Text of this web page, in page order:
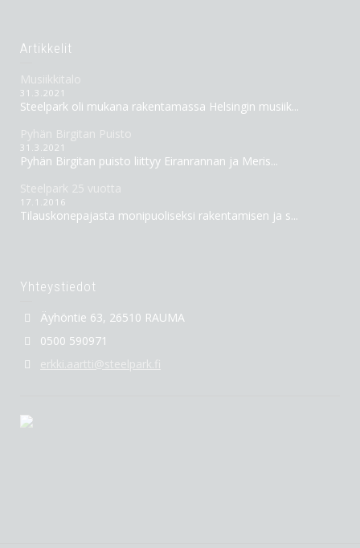
Artikkelit
Musiikkitalo
31.3.2021
Steelpark oli mukana rakentamassa Helsingin musiik...
Pyhän Birgitan Puisto
31.3.2021
Pyhän Birgitan puisto liittyy Eiranrannan ja Meris...
Steelpark 25 vuotta
17.1.2016
Tilauskonepajasta monipuoliseksi rakentamisen ja s...
Yhteystiedot
Äyhöntie 63, 26510 RAUMA
0500 590971
erkki.aartti@steelpark.fi